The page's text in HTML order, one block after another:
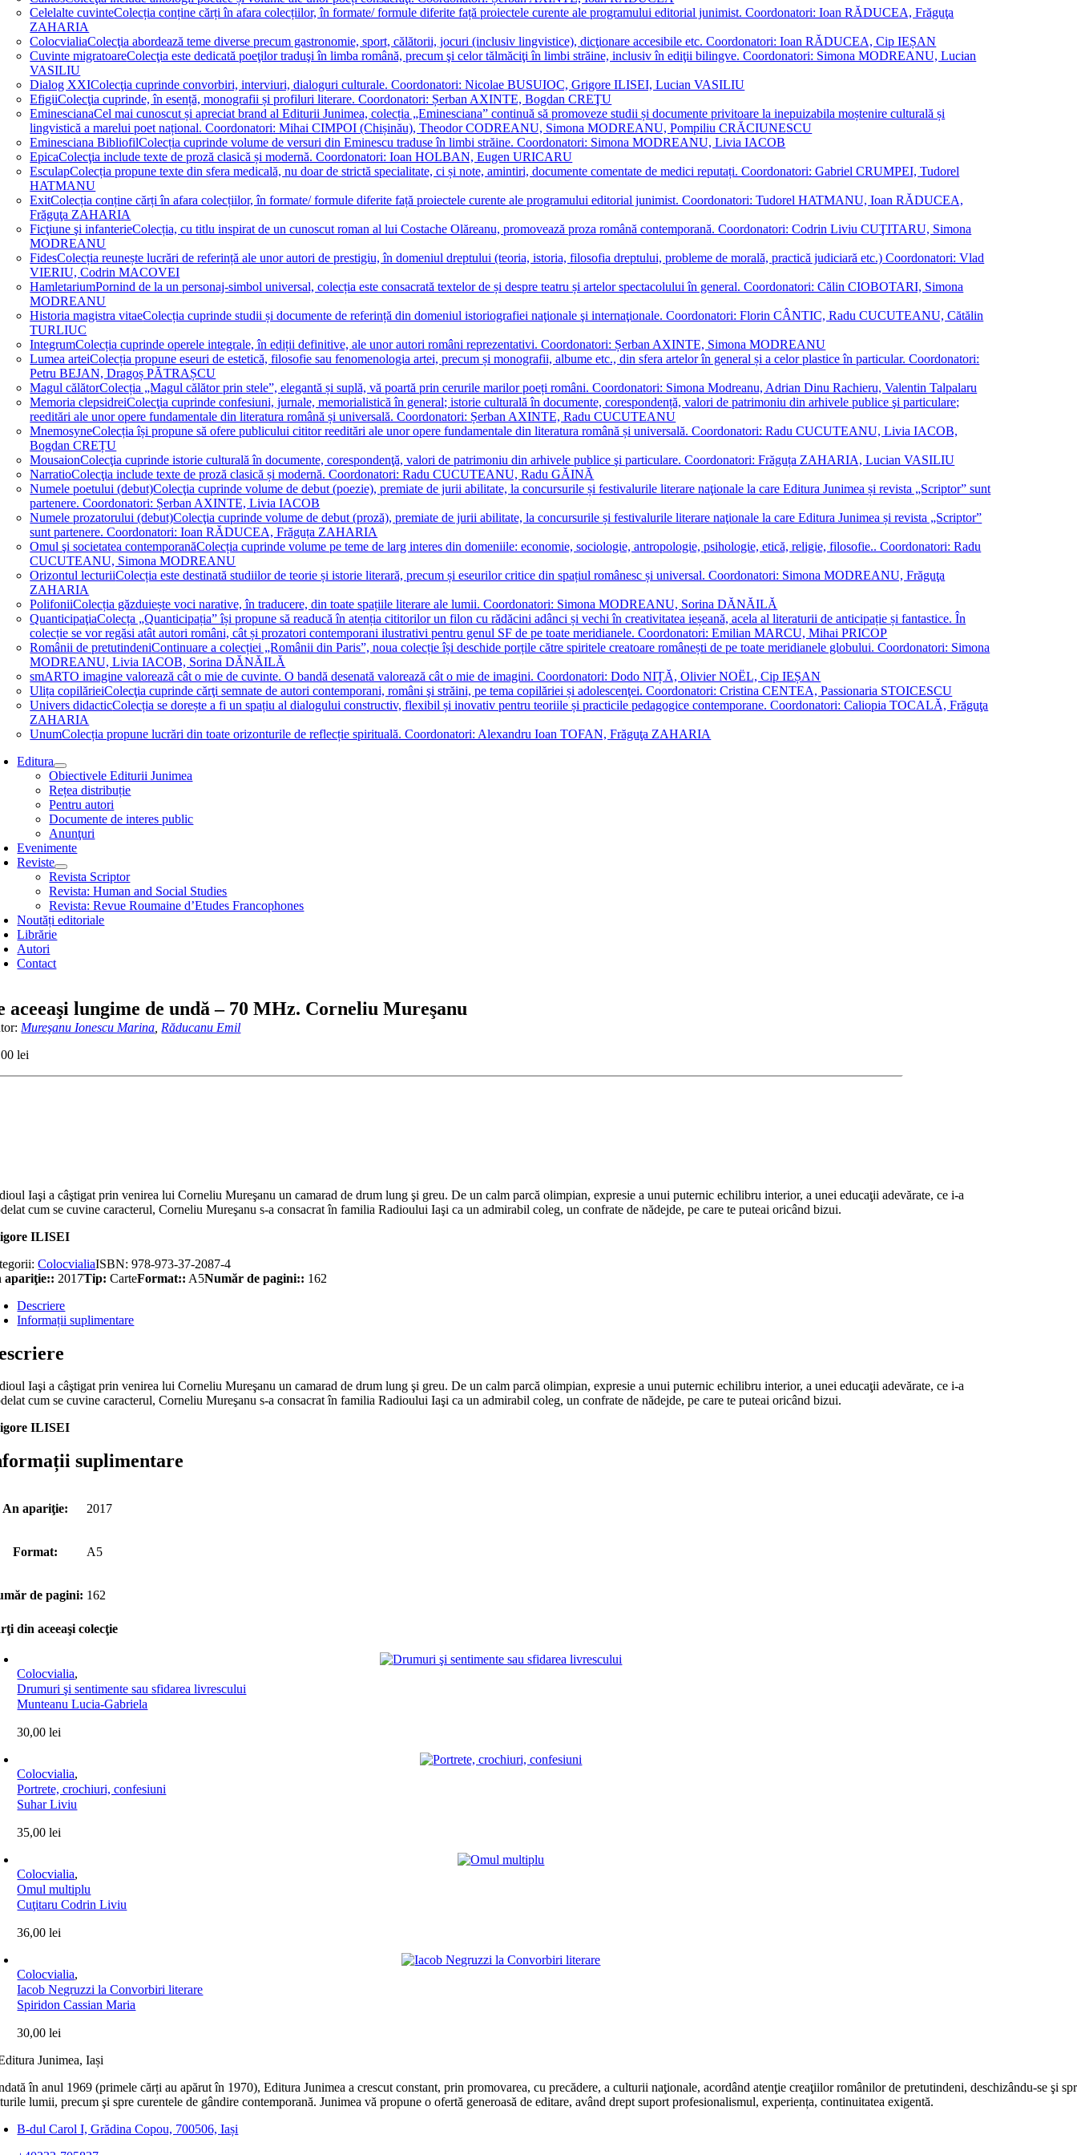
Celelalte cuvinteColecția conține cărți în afara colecțiilor, în formate/ formule diferite față proiectele curente ale programului editorial junimist. Coordonatori: Ioan RĂDUCEA, Frăguţa
ZAHARIA
ColocvialiaColecţia abordează teme diverse precum gastronomie, sport, călătorii, jocuri (inclusiv lingvistice), dicţionare accesibile etc. Coordonatori: Ioan RĂDUCEA, Cip IEȘAN
Cuvinte migratoareColecţia este dedicată poeţilor traduşi în limba română, precum şi celor tălmăciţi în limbi străine, inclusiv în ediţii bilingve. Coordonatori: Simona MODREANU, Lucian
VASILIU
Dialog XXIColecţia cuprinde convorbiri, interviuri, dialoguri culturale. Coordonatori: Nicolae BUSUIOC, Grigore ILISEI, Lucian VASILIU
EfigiiColecţia cuprinde, în esență, monografii și profiluri literare. Coordonatori: Șerban AXINTE, Bogdan CREŢU
EminescianaCel mai cunoscut și apreciat brand al Editurii Junimea, colecția „Eminesciana” continuă să promoveze studii și documente privitoare la inepuizabila moștenire culturală și
lingvistică a marelui poet național. Coordonatori: Mihai CIMPOI (Chișinău), Theodor CODREANU, Simona MODREANU, Pompiliu CRĂCIUNESCU
Eminesciana BibliofilColecția cuprinde volume de versuri din Eminescu traduse în limbi străine. Coordonatori: Simona MODREANU, Livia IACOB
EpicaColecţia include texte de proză clasică și modernă. Coordonatori: Ioan HOLBAN, Eugen URICARU
EsculapColecția propune texte din sfera medicală, nu doar de strictă specialitate, ci și note, amintiri, documente comentate de medici reputați. Coordonatori: Gabriel CRUMPEI, Tudorel
HATMANU
ExitColecția conține cărți în afara colecțiilor, în formate/ formule diferite față proiectele curente ale programului editorial junimist. Coordonatori: Tudorel HATMANU, Ioan RĂDUCEA,
Frăguţa ZAHARIA
Ficţiune şi infanterieColecția, cu titlu inspirat de un cunoscut roman al lui Costache Olăreanu, promovează proza română contemporană. Coordonatori: Codrin Liviu CUŢITARU, Simona
MODREANU
FidesColecția reunește lucrări de referință ale unor autori de prestigiu, în domeniul dreptului (teoria, istoria, filosofia dreptului, probleme de morală, practică judiciară etc.) Coordonatori: Vlad
VIERIU, Codrin MACOVEI
HamletariumPornind de la un personaj-simbol universal, colecția este consacrată textelor de și despre teatru și artelor spectacolului în general. Coordonatori: Călin CIOBOTARI, Simona
MODREANU
Historia magistra vitaeColecția cuprinde studii și documente de referință din domeniul istoriografiei naţionale şi internaţionale. Coordonatori: Florin CÂNTIC, Radu CUCUTEANU, Cătălin
TURLIUC
IntegrumColecția cuprinde operele integrale, în ediții definitive, ale unor autori români reprezentativi. Coordonatori: Șerban AXINTE, Simona MODREANU
Lumea arteiColecția propune eseuri de estetică, filosofie sau fenomenologia artei, precum și monografii, albume etc., din sfera artelor în general și a celor plastice în particular. Coordonatori:
Petru BEJAN, Dragoș PĂTRAȘCU
Magul călătorColecția „Magul călător prin stele”, elegantă și suplă, vă poartă prin cerurile marilor poeți români. Coordonatori: Simona Modreanu, Adrian Dinu Rachieru, Valentin Talpalaru
Memoria clepsidreiColecţia cuprinde confesiuni, jurnale, memorialistică în general; istorie culturală în documente, corespondență, valori de patrimoniu din arhivele publice şi particulare;
reeditări ale unor opere fundamentale din literatura română și universală. Coordonatori: Șerban AXINTE, Radu CUCUTEANU
MnemosyneColecția își propune să ofere publicului cititor reeditări ale unor opere fundamentale din literatura română și universală. Coordonatori: Radu CUCUTEANU, Livia IACOB,
Bogdan CREȚU
MousaionColecţia cuprinde istorie culturală în documente, corespondenţă, valori de patrimoniu din arhivele publice şi particulare. Coordonatori: Frăguța ZAHARIA, Lucian VASILIU
NarratioColecţia include texte de proză clasică și modernă. Coordonatori: Radu CUCUTEANU, Radu GĂINĂ
Numele poetului (debut)Colecţia cuprinde volume de debut (poezie), premiate de jurii abilitate, la concursurile și festivalurile literare naţionale la care Editura Junimea și revista „Scriptor” sunt
partenere. Coordonatori: Șerban AXINTE, Livia IACOB
Numele prozatorului (debut)Colecţia cuprinde volume de debut (proză), premiate de jurii abilitate, la concursurile și festivalurile literare naţionale la care Editura Junimea și revista „Scriptor”
sunt partenere. Coordonatori: Ioan RĂDUCEA, Frăguța ZAHARIA
Omul şi societatea contemporanăColecția cuprinde volume pe teme de larg interes din domeniile: economie, sociologie, antropologie, psihologie, etică, religie, filosofie.. Coordonatori: Radu
CUCUTEANU, Simona MODREANU
Orizontul lecturiiColecția este destinată studiilor de teorie și istorie literară, precum și eseurilor critice din spațiul românesc și universal. Coordonatori: Simona MODREANU, Frăguţa
ZAHARIA
PolifoniiColecția găzduiește voci narative, în traducere, din toate spațiile literare ale lumii. Coordonatori: Simona MODREANU, Sorina DĂNĂILĂ
QuanticipaţiaColecța „Quanticipația” își propune să readucă în atenția cititorilor un filon cu rădăcini adânci și vechi în creativitatea ieșeană, acela al literaturii de anticipație și fantastice. În
colecție se vor regăsi atât autori români, cât și prozatori contemporani ilustrativi pentru genul SF de pe toate meridianele. Coordonatori: Emilian MARCU, Mihai PRICOP
Românii de pretutindeniContinuare a colecției „Românii din Paris”, noua colecție își deschide porțile către spiritele creatoare românești de pe toate meridianele globului. Coordonatori: Simona
MODREANU, Livia IACOB, Sorina DĂNĂILĂ
smARTO imagine valorează cât o mie de cuvinte. O bandă desenată valorează cât o mie de imagini. Coordonatori: Dodo NIȚĂ, Olivier NOËL, Cip IEȘAN
Ulița copilărieiColecţia cuprinde cărţi semnate de autori contemporani, români şi străini, pe tema copilăriei și adolescenţei. Coordonatori: Cristina CENTEA, Passionaria STOICESCU
Univers didacticColecția se dorește a fi un spațiu al dialogului constructiv, flexibil și inovativ pentru teoriile și practicile pedagogice contemporane. Coordonatori: Caliopia TOCALĂ, Frăguţa
ZAHARIA
UnumColecția propune lucrări din toate orizonturile de reflecție spirituală. Coordonatori: Alexandru Ioan TOFAN, Frăguţa ZAHARIA
Editura
Obiectivele Editurii Junimea
Rețea distribuție
Pentru autori
Documente de interes public
Anunţuri
Evenimente
Reviste
Revista Scriptor
Revista: Human and Social Studies
Revista: Revue Roumaine d’Etudes Francophones
Noutăți editoriale
Librărie
Autori
Contact
aceeaşi lungime de undă – 70 MHz. Corneliu Mureşanu
Mureşanu Ionescu Marina Răducanu Emil
lei
Iaşi a câştigat prin venirea lui Corneliu Mureşanu un camarad de drum lung şi greu. De un calm parcă olimpian, expresie a unui puternic echilibru interior, a unei educaţii adevărate, ce i-a
cum se cuvine caracterul, Corneliu Mureşanu s-a consacrat în familia Radioului Iaşi ca un admirabil coleg, un confrate de nădejde, pe care te puteai oricând bizui.
ILISEI
ColocvialiaISBN:978-973-37-2087-4
apariţie:: 2017Tip: CarteFormat:: A5Număr de pagini:: 162
Descriere
Informații suplimentare
Iaşi a câştigat prin venirea lui Corneliu Mureşanu un camarad de drum lung şi greu. De un calm parcă olimpian, expresie a unui puternic echilibru interior, a unei educaţii adevărate, ce i-a
cum se cuvine caracterul, Corneliu Mureşanu s-a consacrat în familia Radioului Iaşi ca un admirabil coleg, un confrate de nădejde, pe care te puteai oricând bizui.
ILISEI
suplimentare
An apariţie: 2017
Format: A5
de pagini: 162
din aceeaşi colecţie
Colocvialia,
Drumuri şi sentimente sau sfidarea livrescului
Munteanu Lucia-Gabriela
30,00lei
Colocvialia,
Portrete, crochiuri, confesiuni
Suhar Liviu
35,00lei
Colocvialia,
Omul multiplu
Cuţitaru Codrin Liviu
36,00lei
Colocvialia,
Iacob Negruzzi la Convorbiri literare
Spiridon Cassian Maria
30,00lei
în anul 1969 (primele cărți au apărut în 1970), Editura Junimea a crescut constant, prin promovarea, cu precădere, a culturii naţionale, acordând atenţie creaţiilor românilor de pretutindeni, deschizându-se şi
lumii, precum şi spre curentele de gândire contemporană. Junimea vă propune o ofertă generoasă de editare, având drept suport profesionalismul, experiența, continuitatea exigentă.
B-dul Carol I, Grădina Copou, 700506, Iași